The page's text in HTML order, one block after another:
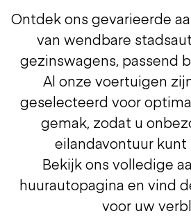
Ontdek ons gevarieerde
van wendbare
gezinswagens, passend
Al onze voertuigen
geselecteerd voor
gemak, zodat u
eilandavontuur kunt
Bekijk ons volledige
huurautopagina en vind
voor uw